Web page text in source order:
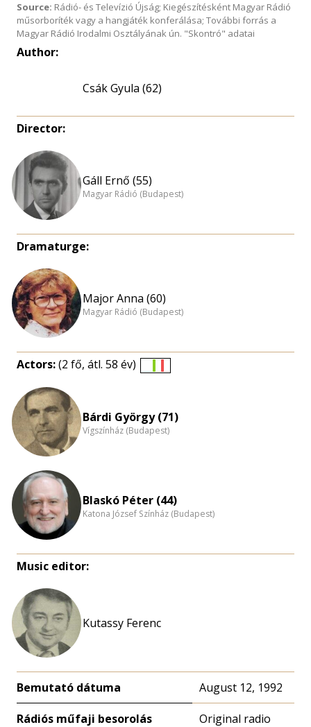
Source: Rádió- és Televízió Újság; Kiegészítésként Magyar Rádió
műsorboríték vagy a hangjáték konferálása; További forrás a
Magyar Rádió Irodalmi Osztályának ún. "Skontró" adatai
Author:
Csák Gyula (62)
Director:
Gáll Ernő (55)
Magyar Rádió (Budapest)
Dramaturge:
Major Anna (60)
Magyar Rádió (Budapest)
Actors:(2 fő, átl. 58 év)
nagyítása
Bárdi György (71)
Vígszínház (Budapest)
Blaskó Péter (44)
Katona József Színház (Budapest)
Music editor:
Kutassy Ferenc
Bemutató dátuma August 12, 1992
Rádiós műfaji besorolás
Original radio